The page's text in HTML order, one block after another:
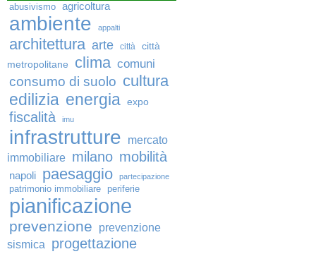
abusivismo agricoltura
ambiente appalti
architettura arte città
città
metropolitane
clima comuni
consumo di suolo cultura
edilizia energia expo
fiscalità imu
infrastrutture
mercato
immobiliare milano mobilità
napoli paesaggio partecipazione
patrimonio immobiliare periferie
pianificazione
prevenzione
prevenzione
sismica
progettazione